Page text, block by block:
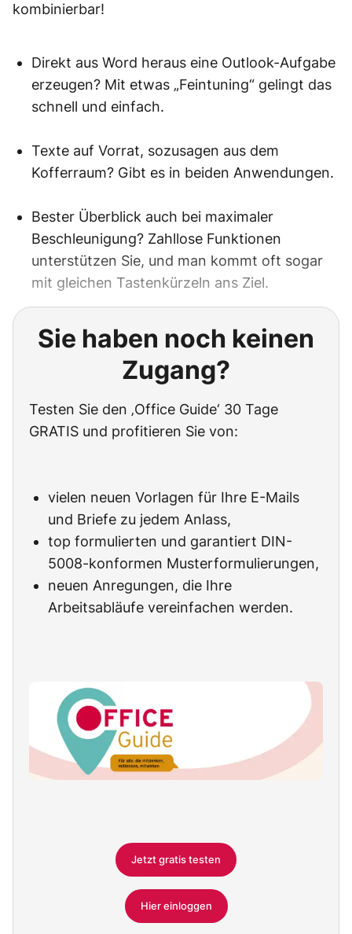
kombinierbar!
Direkt aus Word heraus eine Outlook-Aufgabe
erzeugen? Mit etwas „Feintuning“ gelingt das
schnell und einfach.
Texte auf Vorrat, sozusagen aus dem
Kofferraum? Gibt es in beiden Anwendungen.
Bester Überblick auch bei maximaler
Beschleunigung? Zahllose Funktionen
unterstützen Sie, und man kommt oft sogar
mit gleichen Tastenkürzeln ans Ziel.
Sie haben noch keinen
Zugang?
Testen Sie den ‚Office Guide‘ 30 Tage
GRATIS und profitieren Sie von:
vielen neuen Vorlagen für Ihre E-Mails
und Briefe zu jedem Anlass,
top formulierten und garantiert DIN-
5008-konformen Musterformulierungen,
neuen Anregungen, die Ihre
Arbeitsabläufe vereinfachen werden.
Jetzt gratis testen
Hier einloggen